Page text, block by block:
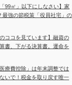
99㎡」以下にしなさい】家
最強の節税策「役員社宅」の
ココを見ています】融資の
書、下がる決算書。運命を
療費控除」は年末調整では
いで！税金を取り戻す唯一